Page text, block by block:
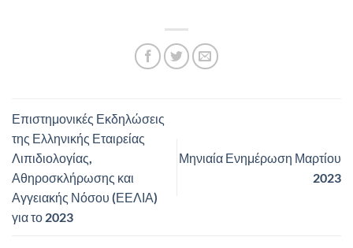
Επιστημονικές Εκδηλώσεις
της Ελληνικής Εταιρείας
Λιπιδιολογίας,
Αθηροσκλήρωσης και
Αγγειακής Νόσου (ΕΕΛΙΑ)
για το 2023
Μηνιαία Ενημέρωση Μαρτίου
2023